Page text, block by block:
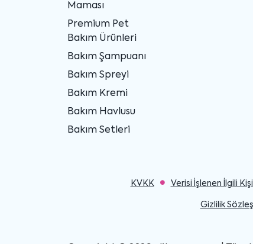
Maması
Premium Pet
Bakım Ürünleri
Bakım Şampuanı
Bakım Spreyi
Bakım Kremi
Bakım Havlusu
Bakım Setleri
KVKK Verisi İşlenen İlgili
Gizlilik